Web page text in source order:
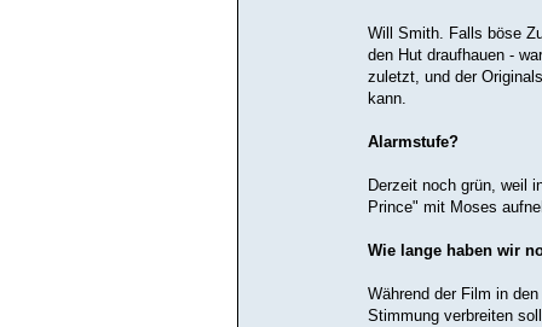
Will Smith. Falls böse
den Hut draufhauen -
zuletzt, und der
kann.
Alarmstufe?
Derzeit noch grün, weil
Prince" mit Moses
Wie lange haben wir
Während der Film in
Stimmung verbreiten